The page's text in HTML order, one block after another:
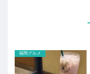
福岡グルメ